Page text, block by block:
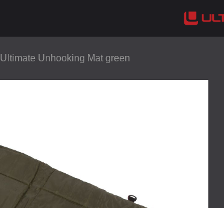
Ultimate Unhooking Mat green